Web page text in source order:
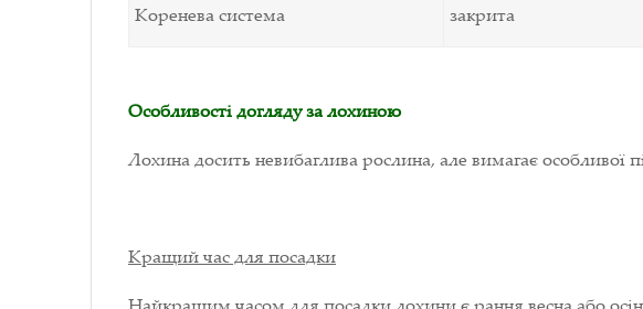
Коренева система закрита
Особливості догляду за лохиною
Лохина досить невибаглива рослина, але вимагає особливої
Кращий час для посадки